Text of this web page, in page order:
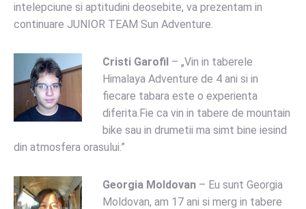
intelepciune si aptitudini deosebite, va prezentam in
continuare JUNIOR TEAM Sun Adventure.
Cristi Garofil – „Vin in taberele
Himalaya Adventure de 4 ani si in
fiecare tabara este o experienta
diferita.Fie ca vin in tabere de mountain
bike sau in drumetii ma simt bine iesind
din atmosfera orasului.”
Georgia Moldovan – Eu sunt Georgia
Moldovan, am 17 ani si merg in tabere